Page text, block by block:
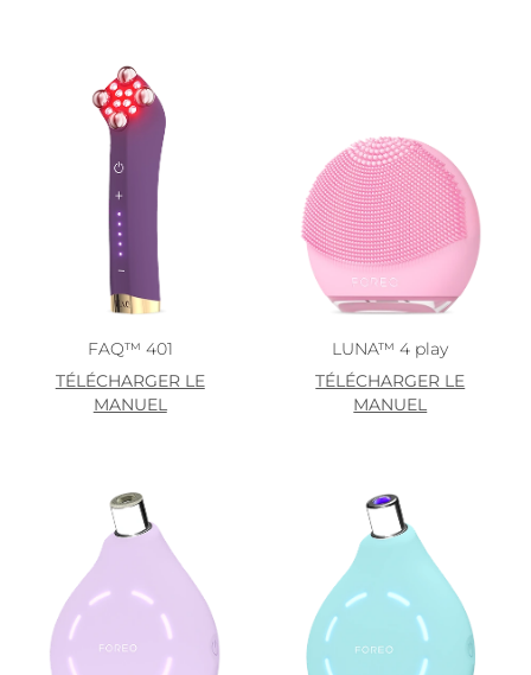
FAQ™ 401
TÉLÉCHARGER LE
MANUEL
LUNA™ 4 play
TÉLÉCHARGER LE
MANUEL